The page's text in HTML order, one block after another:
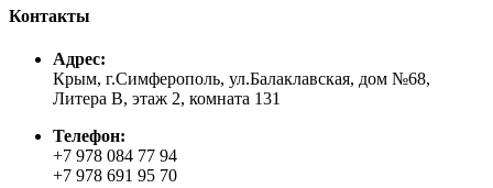
Контакты
Адрес:
Крым, г.Симферополь, ул.Балаклавская, дом №68,
Литера В, этаж 2, комната 131
Телефон:
+7 978 084 77 94
+7 978 691 95 70